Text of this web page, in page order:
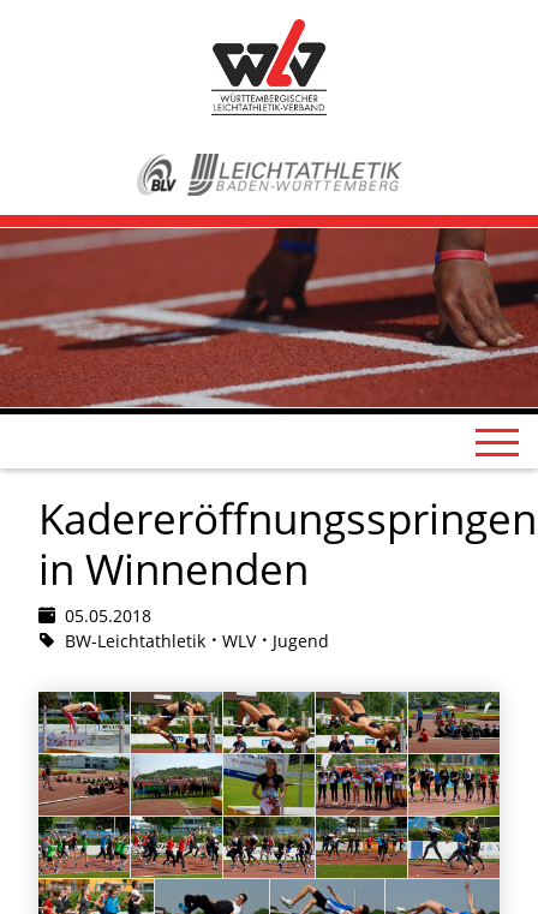
Kadereröffnungsspringen
in Winnenden
05.05.2018
BW-Leichtathletik
WLV Jugend